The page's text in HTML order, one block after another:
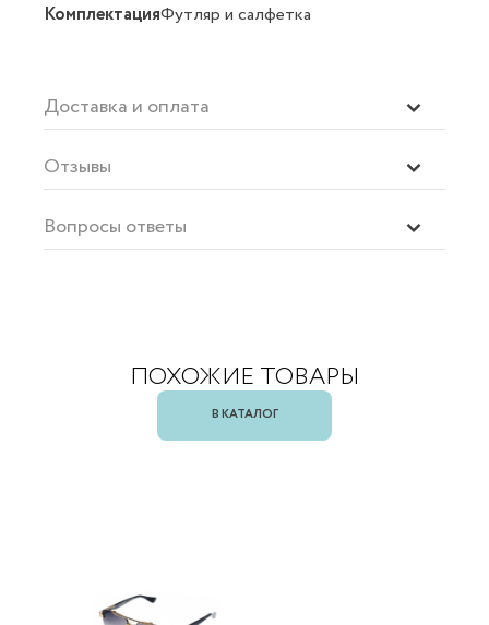
КомплектацияФутляр и салфетка
Доставка и оплата
Отзывы
Вопросы ответы
ПОХОЖИЕ ТОВАРЫ
В КАТАЛОГ